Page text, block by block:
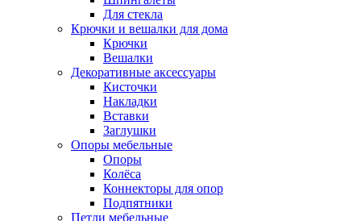
Для стекла
Крючки и вешалки для дома
Крючки
Вешалки
Декоративные аксессуары
Кисточки
Накладки
Вставки
Заглушки
Опоры мебельные
Опоры
Колёса
Коннекторы для опор
Подпятники
Петли мебельные